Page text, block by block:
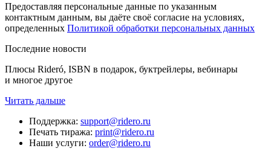
Предоставляя персональные данные по указанным
контактным данным, вы даёте своё согласие на условиях,
определенных Политикой обработки персональных данных
Последние новости
Плюсы Rideró, ISBN в подарок, буктрейлеры, вебинары
и многое другое
Читать дальше
Поддержка: support@ridero.ru
Печать тиража: print@ridero.ru
Наши услуги: order@ridero.ru